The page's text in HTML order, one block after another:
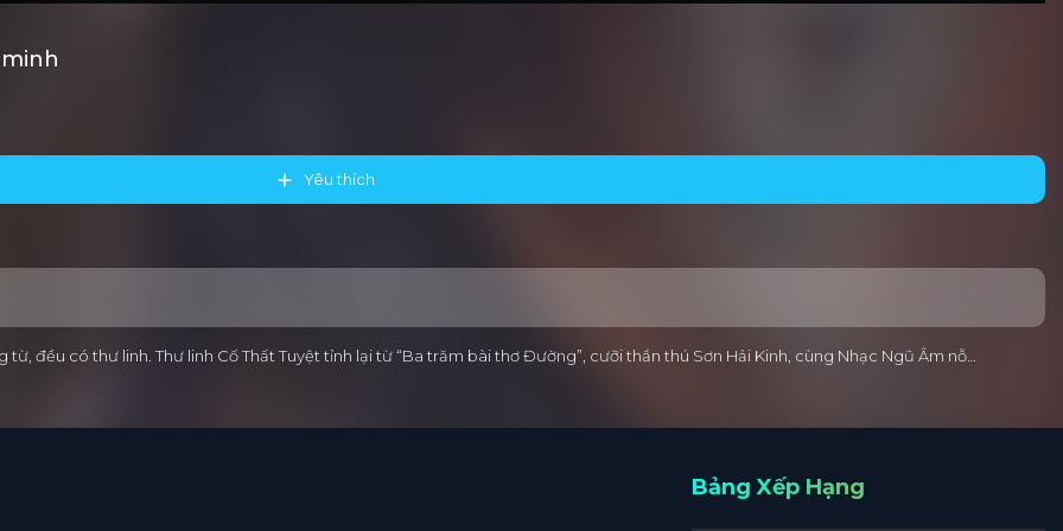
Yêu thích
đều có thư linh. Thư linh Cố Thất Tuyệt tỉnh lại từ “Ba trăm bài thơ Đường”, cưỡi thần thú Sơn Hải Kinh, cùng Nhạc Ngũ Âm nỗ…
Bảng Xếp Hạng